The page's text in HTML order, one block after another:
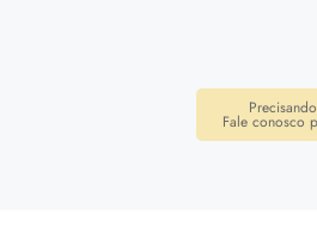
Fale conosco